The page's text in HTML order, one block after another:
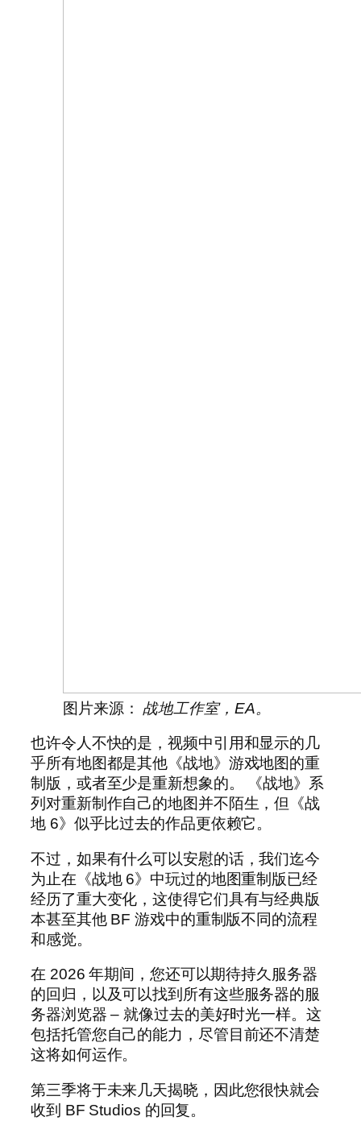
图片来源： 战地工作室，EA。
也许令人不快的是，视频中引用和显示的几
乎所有地图都是其他《战地》游戏地图的重
制版，或者至少是重新想象的。 《战地》系
列对重新制作自己的地图并不陌生，但《战
地 6》似乎比过去的作品更依赖它。
不过，如果有什么可以安慰的话，我们迄今
为止在《战地 6》中玩过的地图重制版已经
经历了重大变化，这使得它们具有与经典版
本甚至其他 BF 游戏中的重制版不同的流程
和感觉。
在 2026 年期间，您还可以期待持久服务器
的回归，以及可以找到所有这些服务器的服
务器浏览器 – 就像过去的美好时光一样。这
包括托管您自己的能力，尽管目前还不清楚
这将如何运作。
第三季将于未来几天揭晓，因此您很快就会
收到 BF Studios 的回复。